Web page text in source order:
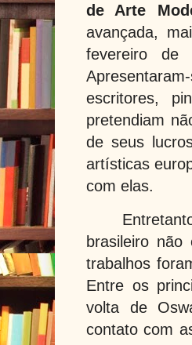
de Arte
avançada,
fevereiro de
escritores,
pretendiam
de seus
artísticas
com elas.
brasileiro
trabalhos
Entre os
volta de
contato com